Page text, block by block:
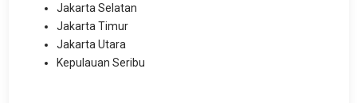
Jakarta Selatan
Jakarta Timur
Jakarta Utara
Kepulauan Seribu